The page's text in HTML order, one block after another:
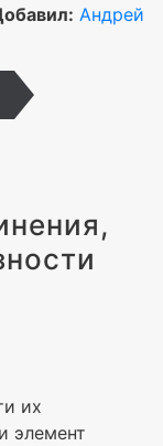
Андрей
их
элемент